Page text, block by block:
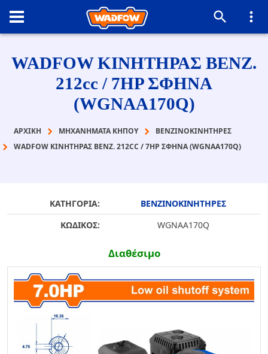
WADFOW ΚΙΝΗΤΗΡΑΣ ΒΕΝΖ.
212cc / 7ΗΡ ΣΦΗΝΑ
(WGNAA170Q)
ΑΡΧΙΚΉ ΜΗΧΑΝΗΜΑΤΑ ΚΗΠΟΥ
ΒΕΝΖΙΝΟΚΙΝΗΤΗΡΕΣ
WADFOW ΚΙΝΗΤΗΡΑΣ ΒΕΝΖ. 212CC / 7ΗΡ ΣΦΗΝΑ (WGNAA170Q)
ΚΑΤΗΓΟΡΙΑ:
ΒΕΝΖΙΝΟΚΙΝΗΤΗΡΕΣ
ΚΩΔΙΚΟΣ:
WGNAA170Q
Διαθέσιμο